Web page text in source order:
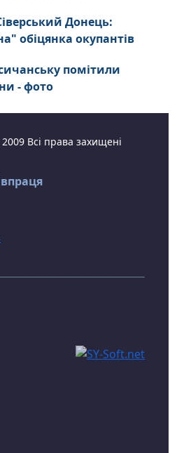
Донець:
обіцянка окупантів
помітили
- фото
Всі права захищені